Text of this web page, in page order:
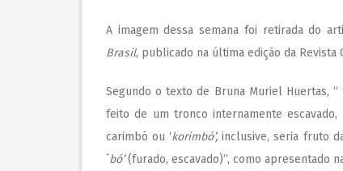
A imagem dessa semana foi retirada do
Brasil, publicado na última edição da Revista
Segundo o texto de Bruna Muriel Huertas, “
feito de um tronco internamente
carimbó ou ‘korimbó’,inclusive, seria fruto
´bó’(furado, escavado)”, como apresentado